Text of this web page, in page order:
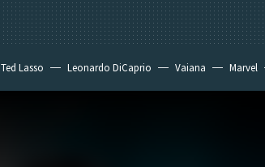
Ted Lasso Leonardo DiCaprio Vaiana Marvel